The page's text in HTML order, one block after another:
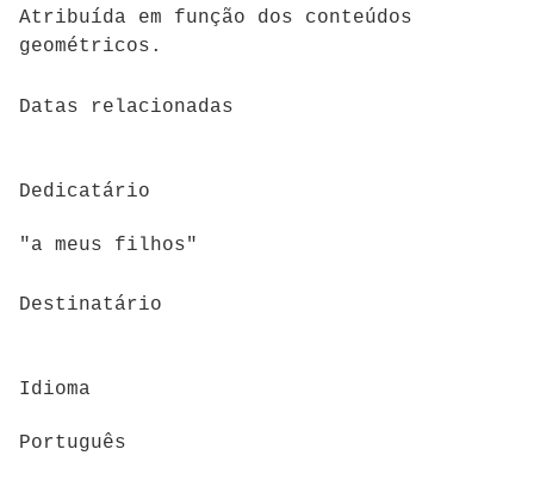
Atribuída em função dos conteúdos
geométricos.
Datas relacionadas
Dedicatário
"a meus filhos"
Destinatário
Idioma
Português